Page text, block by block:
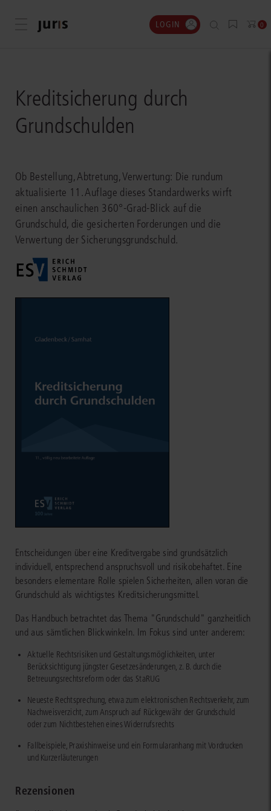
Menü öffnen LOGIN 0
Kreditsicherung durch
Grundschulden
Ob Bestellung, Abtretung, Verwertung: Die rundum
aktualisierte 11. Auflage dieses Standardwerks wirft
einen anschaulichen 360°-Grad-Blick auf die
Grundschuld, die gesicherten Forderungen und die
Verwertung der Sicherungsgrundschuld.
Entscheidungen über eine Kreditvergabe sind grundsätzlich
individuell, entsprechend anspruchsvoll und risikobehaftet. Eine
besonders elementare Rolle spielen Sicherheiten, allen voran die
Grundschuld als wichtigstes Kreditsicherungsmittel.
Das Handbuch betrachtet das Thema "Grundschuld" ganzheitlich
und aus sämtlichen Blickwinkeln. Im Fokus sind unter anderem:
Aktuelle Rechtsrisiken und Gestaltungsmöglichkeiten, unter
Berücksichtigung jüngster Gesetzesänderungen, z. B. durch die
Betreuungsrechtsreform oder das StaRUG
Neueste Rechtsprechung, etwa zum elektronischen Rechtsverkehr, zum
Nachweisverzicht, zum Anspruch auf Rückgewähr der Grundschuld
oder zum Nichtbestehen eines Widerrufsrechts
Fallbeispiele, Praxishinweise und ein Formularanhang mit Vordrucken
und Kurzerläuterungen
Rezensionen